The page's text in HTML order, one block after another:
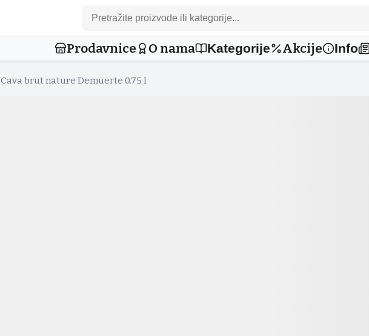
Prodavnice O nama Kategorije Akcije Info
Cava brut nature Demuerte 0.75 l